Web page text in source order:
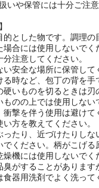
とした物です。調理の
合には使用しないでく
注意してください。
安全な場所に保管して
時など、包丁の背を
いものを切るときは
のの上では使用しない
撃を伴う使用は避けて
い方を教えてください。
たり、近づけたりしな
ください。柄がこげる
燥機には使用しないでく
がすることがあります